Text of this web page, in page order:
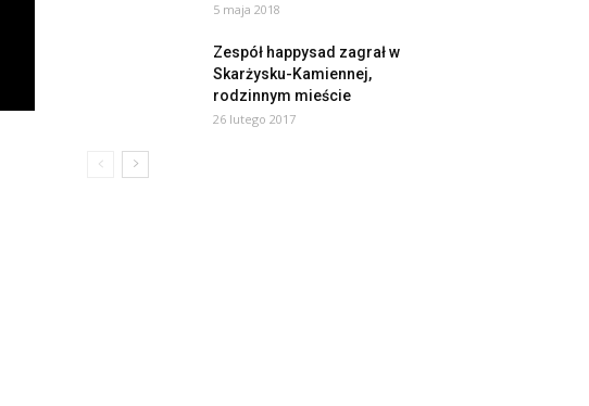
5 maja 2018
Zespół happysad zagrał w
Skarżysku-Kamiennej,
rodzinnym mieście
26 lutego 2017